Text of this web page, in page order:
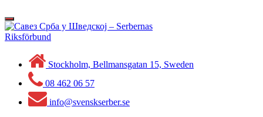
to
content
Toggle
navigation
Stockholm, Bellmansgatan 15, Sweden
08 462 06 57
info@svenskserber.se